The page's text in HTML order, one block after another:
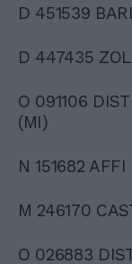
D 451539
D 447435
O 091106
(MI)
N 151682 AFFI
M 246170
O 026883